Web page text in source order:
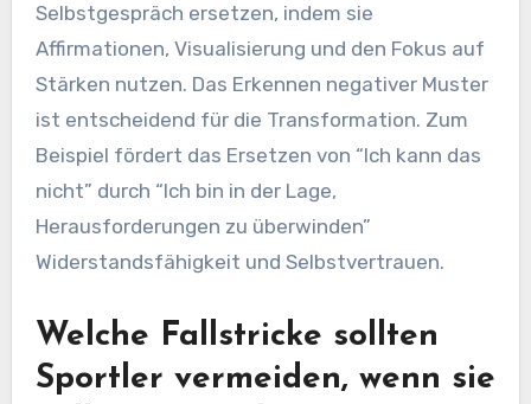
Selbstgespräch ersetzen, indem sie
Affirmationen, Visualisierung und den Fokus auf
Stärken nutzen. Das Erkennen negativer Muster
ist entscheidend für die Transformation. Zum
Beispiel fördert das Ersetzen von “Ich kann das
nicht” durch “Ich bin in der Lage,
Herausforderungen zu überwinden”
Widerstandsfähigkeit und Selbstvertrauen.
Welche Fallstricke sollten
Sportler vermeiden, wenn sie